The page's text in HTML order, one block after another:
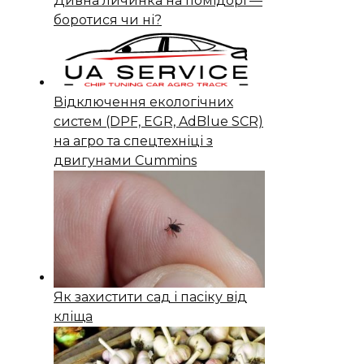
боротися чи ні?
Відключення екологічних
систем (DPF, EGR, AdBlue SCR)
на агро та спецтехніці з
двигунами Cummins
Як захистити сад і пасіку від
кліща